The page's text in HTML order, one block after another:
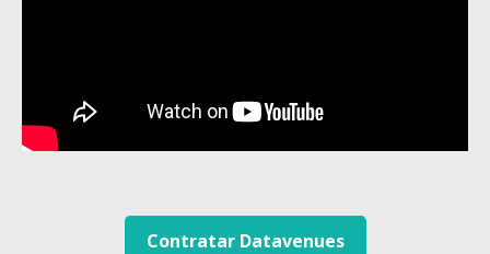
Contratar Datavenues